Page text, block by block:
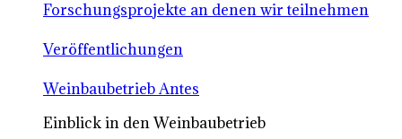
Forschungsprojekte an denen wir teilnehmen
Veröffentlichungen
Weinbaubetrieb Antes
Einblick in den Weinbaubetrieb